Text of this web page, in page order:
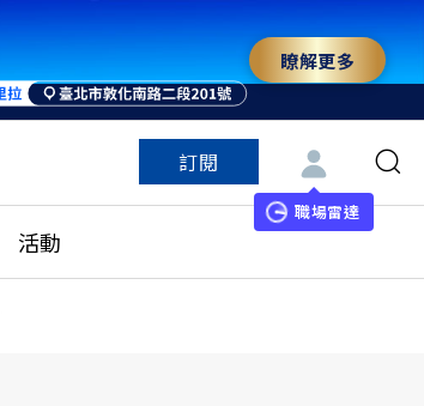
瞭解更多
訂閱
職場雷達
活動
特色頻道